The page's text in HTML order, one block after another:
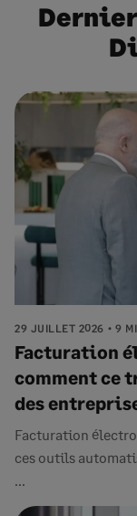
29 JUILLET 2026 9
Facturation
comment ce
des
Facturation
ces outils
...